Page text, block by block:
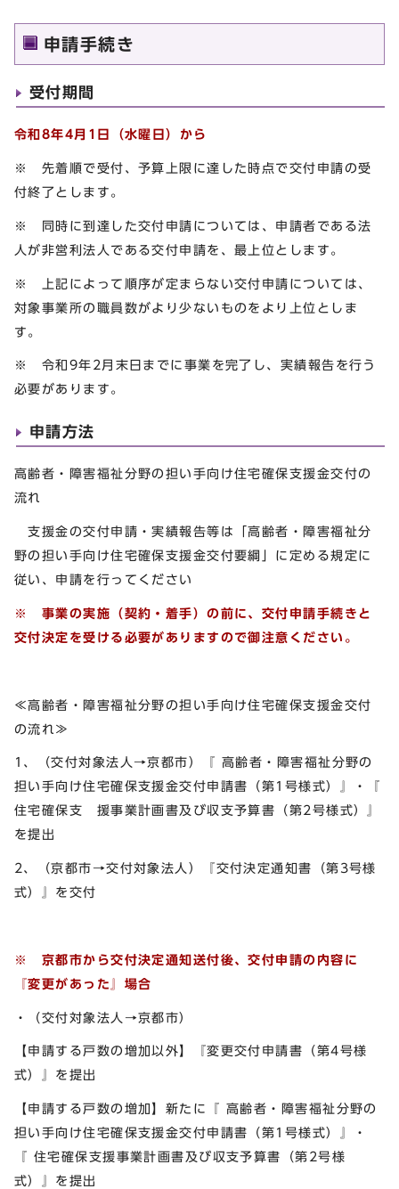
申請手続き
受付期間
令和8年4月1日（水曜日）から
※ 先着順で受付、予算上限に達した時点で交付申請の受
付終了とします。
※ 同時に到達した交付申請については、申請者である法
人が非営利法人である交付申請を、最上位とします。
※ 上記によって順序が定まらない交付申請については、
対象事業所の職員数がより少ないものをより上位としま
す。
※ 令和9年2月末日までに事業を完了し、実績報告を行う
必要があります。
申請方法
高齢者・障害福祉分野の担い手向け住宅確保支援金交付の
流れ
支援金の交付申請・実績報告等は「高齢者・障害福祉分
野の担い手向け住宅確保支援金交付要綱」に定める規定に
従い、申請を行ってください
※ 事業の実施（契約・着手）の前に、交付申請手続きと
交付決定を受ける必要がありますので御注意ください。
≪高齢者・障害福祉分野の担い手向け住宅確保支援金交付
の流れ≫
1、（交付対象法人→京都市）『 高齢者・障害福祉分野の
担い手向け住宅確保支援金交付申請書（第1号様式）』・『
住宅確保支 援事業計画書及び収支予算書（第2号様式）』
を提出
2、（京都市→交付対象法人）『交付決定通知書（第3号様
式）』を交付
※ 京都市から交付決定通知送付後、交付申請の内容に
『変更があった』場合
・（交付対象法人→京都市）
【申請する戸数の増加以外】『変更交付申請書（第4号様
式）』を提出
【申請する戸数の増加】新たに『 高齢者・障害福祉分野の
担い手向け住宅確保支援金交付申請書（第1号様式）』・
『 住宅確保支援事業計画書及び収支予算書（第2号様
式）』を提出